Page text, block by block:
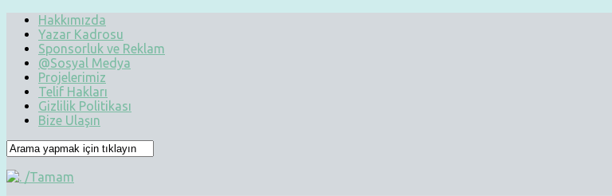
Hakkımızda
Yazar Kadrosu
Sponsorluk ve Reklam
@Sosyal Medya
Projelerimiz
Telif Hakları
Gizlilik Politikası
Bize Ulaşın